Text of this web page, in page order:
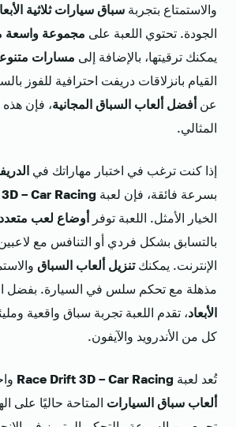
والاستمتاع بتجربة سباق سيارات ثلاثية
الجودة. تحتوي اللعبة على مجموعة واسعة
يمكنك ترقيتها، بالإضافة إلى مسارات
القيام بانزلاقات دريفت احترافية للفوز
عن أفضل ألعاب السباق المجانية، فإن هذه
المثالي.
إذا كنت ترغب في اختبار مهاراتك في
بسرعة فائقة، فإن لعبة – Car Racing
الخيار الأمثل. اللعبة توفر أوضاع لعب
بالتسابق بشكل فردي أو التنافس مع
الإنترنت. يمكنكتنزيل ألعاب السباق
مذهلة مع تحكم سلس في السيارة. بفضل
الأبعاد، تقدم اللعبة تجربة سباق واقعية
كل من الأندرويد والآيفون.
تُعد لعبة Race Drift 3D – Car Racing
ألعاب سباق السيارات المتاحة حاليًا على